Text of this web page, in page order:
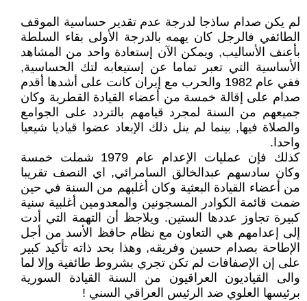
لم يكن صدام ساذجا لدرجة عدم تقدير حساسية الموقف
الطائفي فالرجل كان يهمه بالدرجة الأولى بقاء السلطة
بأعنف الأساليب, ويمكن الآن إستعادة واحد من المشاهد
الأساسية التي تعبر تماما عن إستيعابه لتك الحساسية,
ففي عام 1982 والحرب مع إيران كانت على أشدها أقدم
صدام على إقالة خمسة من أعضاء القيادة القطرية وكان
جميعهم من السنة لمجرد قيامهم بالتردد على الجوامع
والصلاة فيها, بينما لم ينل ذلك الإبعاد عضوا قياديا شيعيا
واحدا.
كذلك فإن عمليات الإعدام عام 1979 شملت خمسة
وكان سادسهم عبدالخالق السامرائي, اي النصف تقريبا
من أعضاء القيادة البعثية وكان أغلبهم من السنة في حين
ضمت قائمة الكوادر المسجونين والمعدومين أغلبية سنية
كبيرة تجاوز عددها الستين. ويلاجظ أن التهمة التي أدت
إلى إعدامهم هي التعاون مع نظام حافظ الأسد من أجل
الإطاحة بصدام حسين وفريقه, وهذا بحد ذاته تأكيد كبير
على إن الإصفافات لم تكن تجري بشروط طائفية وإلا لما
والى القياديون العراقيون من السنة القيادة السورية
برئيسها العلوي ضد الرئيس العراقي السني !